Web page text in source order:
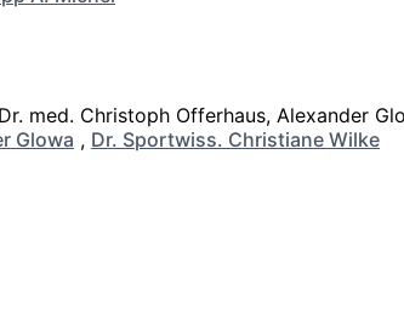
Glowa , Dr. Sportwiss. Christiane Wilke